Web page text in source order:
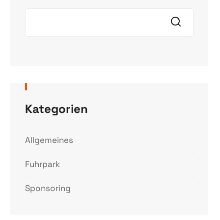
Kategorien
Allgemeines
Fuhrpark
Sponsoring